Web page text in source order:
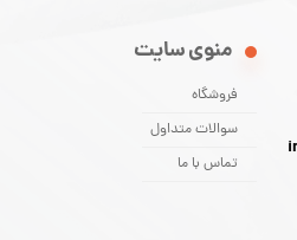
منوی سایت
فروشگاه
سوالات متداول
تماس با ما